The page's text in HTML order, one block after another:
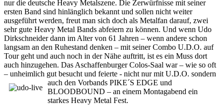
nur die deutsche Heavy Metalszene. Die Zerwürfnisse mit seiner
ersten Band sind hinlänglich bekannt und sollen nicht weiter
ausgeführt werden, freut man sich doch als Metalfan darauf, zwei
sehr gute Heavy Metal Bands abfeiern zu können. Und wenn Udo
Dirkschneider dann im Alter von 61 Jahren – wenn andere schon
langsam an den Ruhestand denken – mit seiner Combo U.D.O. auf
Tour geht und auch noch in der Nähe auftritt, ist es ein Muss dort
auch hinzugehen. Das Aschaffenburger Colos-Saal war – wie so oft
– unheimlich gut besucht und feierte - nicht nur mit U.D.O. sondern
auch den Vorbands PIKE´S EDGE und
BLOODBOUND – an einem Montagabend ein
starkes Heavy Metal Fest.